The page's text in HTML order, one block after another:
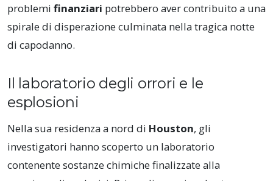
problemi finanziari potrebbero aver contribuito a una
spirale di disperazione culminata nella tragica notte
di capodanno.
Il laboratorio degli orrori e le
esplosioni
Nella sua residenza a nord di Houston, gli
investigatori hanno scoperto un laboratorio
contenente sostanze chimiche finalizzate alla